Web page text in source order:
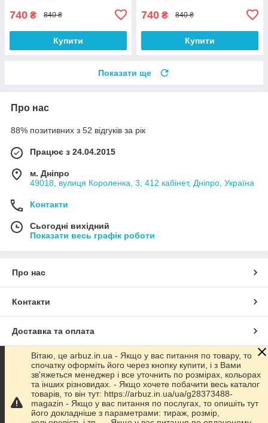
740 ₴ 840 ₴
Купити
740 ₴ 840 ₴
Купити
Показати ще
Про нас
88% позитивних з 52 відгуків за рік
Працює з 24.04.2015
м. Дніпро
49018, вулиця Короленка, 3, 412 кабінет, Дніпро, Україна
Контакти
Сьогодні вихідний
Показати весь графік роботи
Про нас
Контакти
Доставка та оплата
Графік роботи
Повна версія сайту
Сайт створено на маркетплейсіProm.ua
Вітаю, це arbuz.in.ua - Якщо у вас питання по товару, то
спочатку оформіть його через кнопку купити, і з Вами
зв'яжеться менеджер і все уточнить по розмірах, кольорах
та інших різновидах. - Якщо хочете побачити весь каталог
товарів, то він тут: https://arbuz.in.ua/ua/g28373488-
magazin - Якщо у вас питання по послугах, то опишіть тут
його докладніше з параметрами: тираж, розмір,